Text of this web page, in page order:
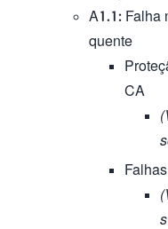
A1.1: Falha
quente
CA